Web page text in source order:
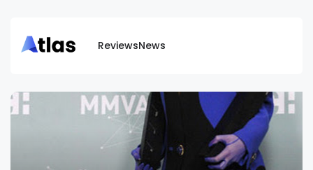
ReviewsNews